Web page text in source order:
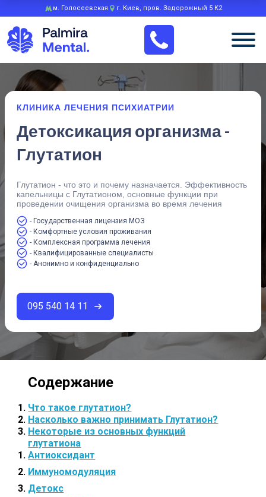
м. Голосеевская г. Киев, пров. Задорожный 5 К2
КЛИНИКА ЛЕЧЕНИЯ ПСИХИАТРИИ
Детоксикация организма -
Глутатион
Глутатион - что это и почему назначается. Эффективность
капельницы с Глутатионом, основные функции при
проведении очищения организма во время лечения
- Государственная лицензия МОЗ
- Комфортные условия проживания
- Комплексная программа лечения
- Квалифицированные специалисты
- Анонимно и конфиденциально
095 540 14 11
Что такое глутатион?
Насколько важно принимать Глутатион?
Некоторые из основных функций
глутатиона
Антиоксидант
Иммуномодуляция
Детокс